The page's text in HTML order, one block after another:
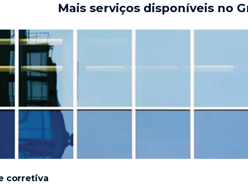
Mais serviços disponíveis no
corretiva